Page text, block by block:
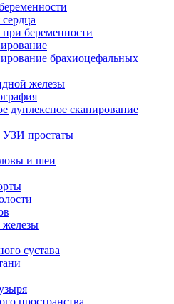
беременности
брахиоцефальных
железы
дуплексное сканирование
УЗИ простаты
и шеи
сустава
пространства